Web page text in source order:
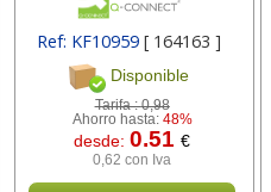
Ref: KF10959 [ 164163 ]
Disponible
Tarifa :0,98
Ahorro hasta: 48%
desde:0.51€
0,62 con Iva